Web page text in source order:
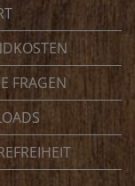
FRAGEN